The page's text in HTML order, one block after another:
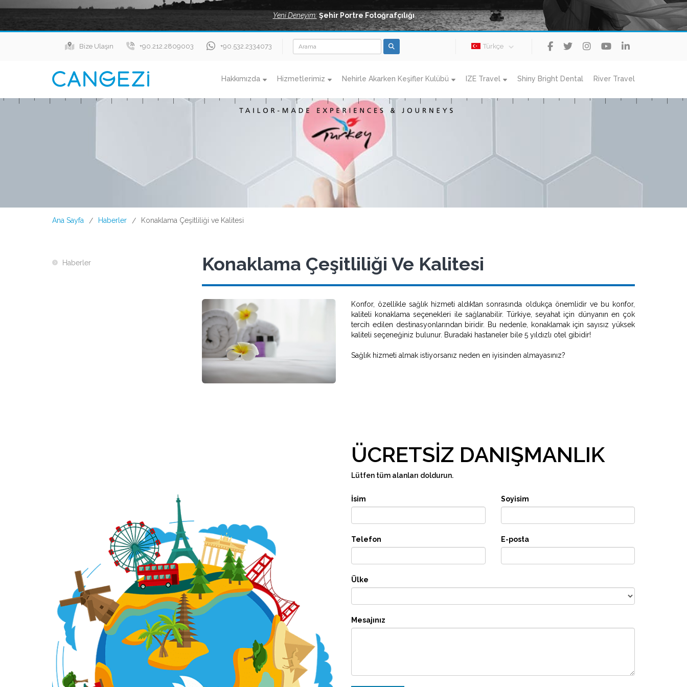
Yeni Deneyim: Şehir Portre Fotoğrafçılığı
Bize Ulaşın +90.212.2809003 +90.532.2334073 Türkçe
Hakkımızda Hizmetlerimiz Nehirle Akarken Keşifler Kulübü IZE Travel Shiny Bright Dental River Travel
Ana Sayfa / Haberler / Konaklama Çeşitliliği ve Kalitesi
Haberler Konaklama Çeşitliliği Ve Kalitesi
Konfor, özellikle sağlık hizmeti aldıktan sonrasında oldukça önemlidir ve bu konfor,
kaliteli konaklama seçenekleri ile sağlanabilir. Türkiye, seyahat için dünyanın en çok
tercih edilen destinasyonlarından biridir. Bu nedenle, konaklamak için sayısız yüksek
kaliteli seçeneğiniz bulunur. Buradaki hastaneler bile 5 yıldızlı otel gibidir!
Sağlık hizmeti almak istiyorsanız neden en iyisinden almayasınız?
ÜCRETSIZ DANIŞMANLIK
Lütfen tüm alanları doldurun.
İsim Soyisim
Telefon E-posta
Ülke
Mesajınız